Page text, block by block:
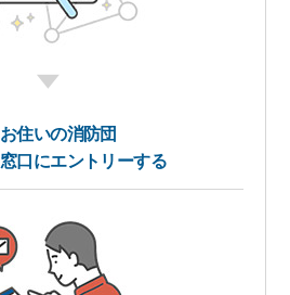
お住いの消防団
窓口にエントリーする